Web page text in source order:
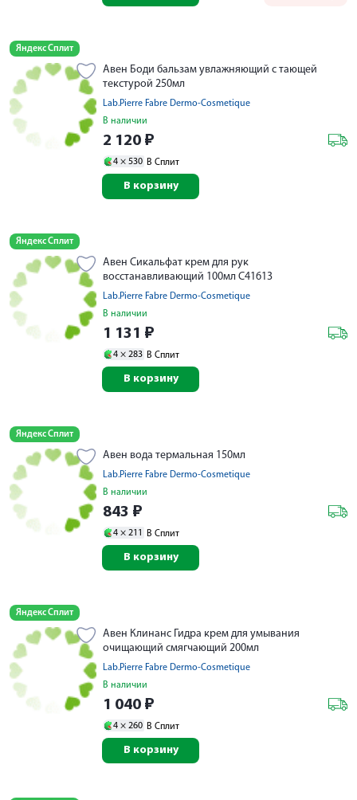
Яндекс Сплит
Авен Боди бальзам увлажняющий с тающей
текстурой 250мл
Lab.Pierre Fabre Dermo-Cosmetique
В наличии
2 120 ₽
4 × 530 В Сплит
В корзину
Яндекс Сплит
Авен Сикальфат крем для рук
восстанавливающий 100мл С41613
Lab.Pierre Fabre Dermo-Cosmetique
В наличии
1 131 ₽
4 × 283 В Сплит
В корзину
Яндекс Сплит
Авен вода термальная 150мл
Lab.Pierre Fabre Dermo-Cosmetique
В наличии
843 ₽
4 × 211 В Сплит
В корзину
Яндекс Сплит
Авен Клинанс Гидра крем для умывания
очищающий смягчающий 200мл
Lab.Pierre Fabre Dermo-Cosmetique
В наличии
1 040 ₽
4 × 260 В Сплит
В корзину